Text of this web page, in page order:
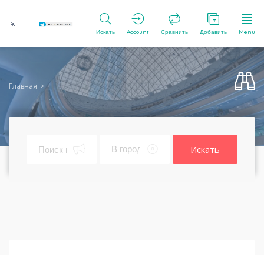
Искать Account Сравнить Добавить Menu
Главная
Искать